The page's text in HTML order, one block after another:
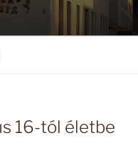
16-tól életbe